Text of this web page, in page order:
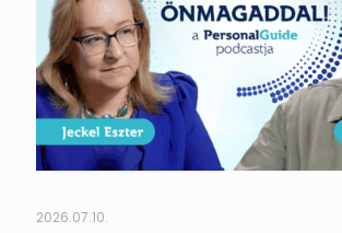
2026.07.10.